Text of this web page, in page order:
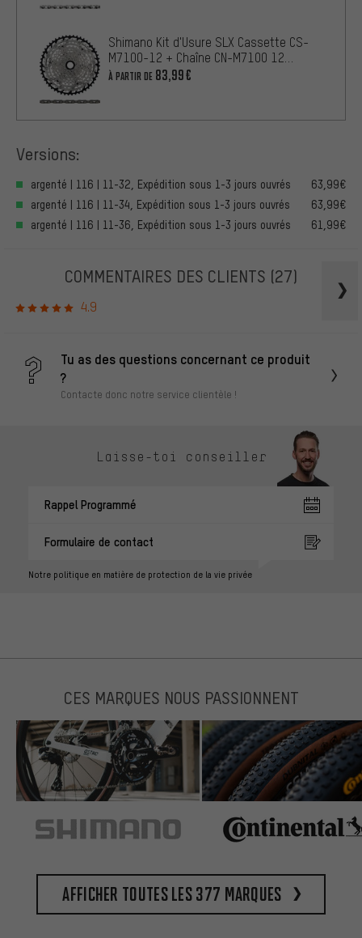
Shimano Kit d'Usure SLX Cassette CS-
M7100-12 + Chaîne CN-M7100 12
vitesses
À PARTIR DE 83,99€
Versions:
argenté | 116 | 11-32, Expédition sous 1-3 jours ouvrés
63,99€
argenté | 116 | 11-34, Expédition sous 1-3 jours ouvrés
63,99€
argenté | 116 | 11-36, Expédition sous 1-3 jours ouvrés
61,99€
COMMENTAIRES DES CLIENTS (27)
4.9
Tu as des questions concernant ce produit
?
Contacte donc notre service clientèle !
Laisse-toi conseiller
Rappel Programmé
Formulaire de contact
Notre politique en matière de protection de la vie privée
CES MARQUES NOUS PASSIONNENT
Afficher toutes les 377 marques